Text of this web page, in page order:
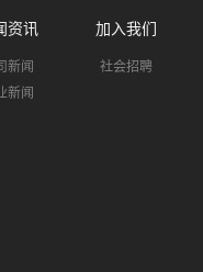
资讯
新闻
新闻
加入我们
社会招聘